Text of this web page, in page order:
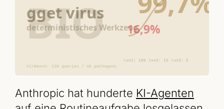
Anthropic hat hunderte KI-Agenten